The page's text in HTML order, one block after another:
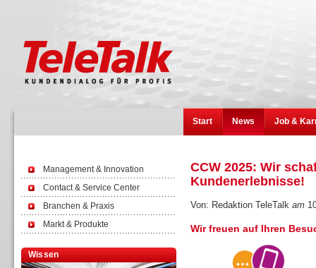
Start News Job &
Management & Innovation
Contact & Service Center
Branchen & Praxis
Markt & Produkte
Wissen
CCW 2025: Wir
Kundenerlebnisse!
Von: Redaktion TeleTalk am
Wir freuen auf Ihren